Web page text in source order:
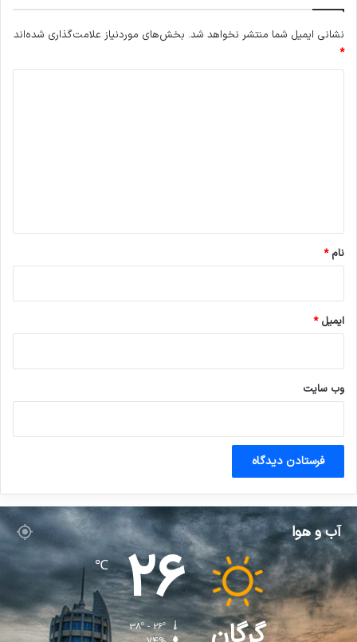
نشانی ایمیل شما منتشر نخواهد شد. بخش‌های موردنیاز علامت‌گذاری شده‌اند
*
نام*
ایمیل*
وب‌ سایت
آب و هوا
26
℃
38º - 26º